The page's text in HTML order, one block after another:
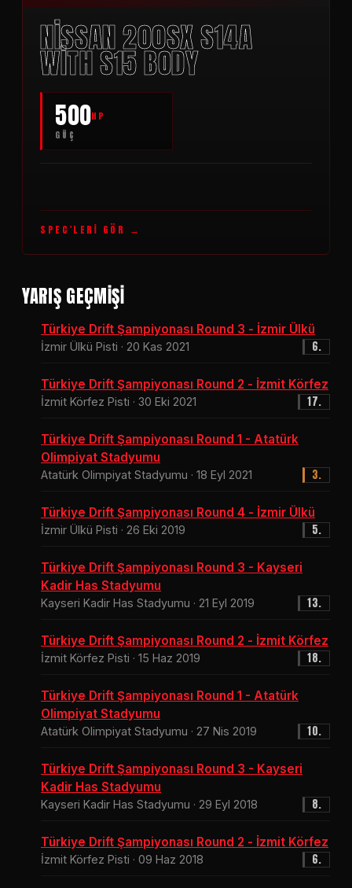
NISSAN 200SX S14A
WITH S15 BODY
500HP
GÜÇ
SPEC'LERI GÖR
YARIŞ GEÇMİŞİ
Türkiye Drift Şampiyonası Round 3 - İzmir Ülkü
İzmir Ülkü Pisti · 20 Kas 2021 6.
Türkiye Drift Şampiyonası Round 2 - İzmit Körfez
İzmit Körfez Pisti · 30 Eki 2021 17.
Türkiye Drift Şampiyonası Round 1 - Atatürk
Olimpiyat Stadyumu
Atatürk Olimpiyat Stadyumu · 18 Eyl 2021 3.
Türkiye Drift Şampiyonası Round 4 - İzmir Ülkü
İzmir Ülkü Pisti · 26 Eki 2019 5.
Türkiye Drift Şampiyonası Round 3 - Kayseri
Kadir Has Stadyumu
Kayseri Kadir Has Stadyumu · 21 Eyl 2019 13.
Türkiye Drift Şampiyonası Round 2 - İzmit Körfez
İzmit Körfez Pisti · 15 Haz 2019 18.
Türkiye Drift Şampiyonası Round 1 - Atatürk
Olimpiyat Stadyumu
Atatürk Olimpiyat Stadyumu · 27 Nis 2019 10.
Türkiye Drift Şampiyonası Round 3 - Kayseri
Kadir Has Stadyumu
Kayseri Kadir Has Stadyumu · 29 Eyl 2018 8.
Türkiye Drift Şampiyonası Round 2 - İzmit Körfez
İzmit Körfez Pisti · 09 Haz 2018 6.